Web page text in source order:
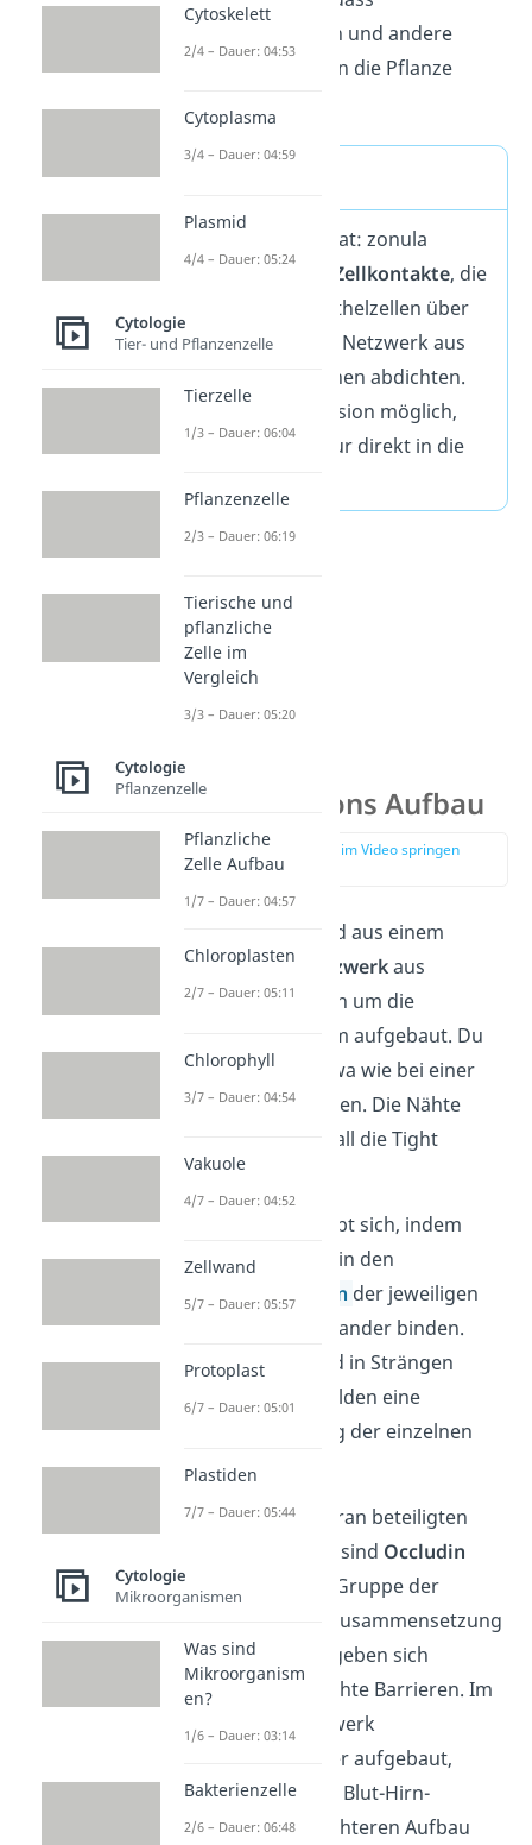
Schwermetallionen und andere
Schadstoffe nicht in die Pflanze
Tight junctions (lat: zonula
occludens) sind
Zellkontakte, die
benachbarte Epithelzellen über
ein gürtelartiges Netzwerk aus
Membranproteinen abdichten.
Es ist keine Diffusion möglich,
Stoffe können nur direkt in die
Tight Junctions Aufbau
zur Stelle im Video springen
(01:49)
Tight Junctions sind aus einem
gürtelartigen Netzwerkaus
Membranproteinen um die
Epithelzellen herum aufgebaut. Du
kannst es dir in etwa wie bei einer
Steppjacke vorstellen. Die Nähte
stellen in diesem Fall die Tight
Junctions dar.
Das Netzwerk ergibt sich, indem
spezielle Proteine in den
Plasmamembranen der jeweiligen
Epithelzellen aneinander binden.
Diese Proteine sind in Strängen
angeordnet und bilden eine
Aneinanderreihung der einzelnen
Kontaktpunkte.
Die wichtigsten daran beteiligten
Membranproteine sind Occludin
oder Proteine der Gruppe der
. Je nach Zusammensetzung
dieser Proteine ergeben sich
unterschiedlich dichte Barrieren. Im
Darm ist das Netzwerk
beispielsweise loser aufgebaut,
während es an der Blut-Hirn-
Schranke einen dichteren Aufbau
Cytoskelett
2/4 – Dauer: 04:53
Cytoplasma
3/4 – Dauer: 04:59
Plasmid
4/4 – Dauer: 05:24
Cytologie
Tier- und Pflanzenzelle
Tierzelle
1/3 – Dauer: 06:04
Pflanzenzelle
2/3 – Dauer: 06:19
Tierische und
pflanzliche
Zelle im
Vergleich
3/3 – Dauer: 05:20
Cytologie
Pflanzenzelle
Pflanzliche
Zelle Aufbau
1/7 – Dauer: 04:57
Chloroplasten
2/7 – Dauer: 05:11
Chlorophyll
3/7 – Dauer: 04:54
Vakuole
4/7 – Dauer: 04:52
Zellwand
5/7 – Dauer: 05:57
Protoplast
6/7 – Dauer: 05:01
Plastiden
7/7 – Dauer: 05:44
Cytologie
Mikroorganismen
Was sind
Mikroorganism
en?
1/6 – Dauer: 03:14
Bakterienzelle
2/6 – Dauer: 06:48